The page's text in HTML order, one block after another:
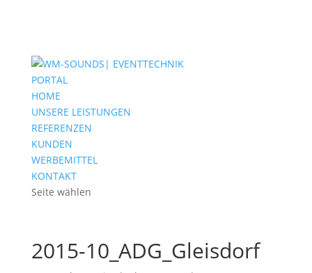
PORTAL
HOME
UNSERE LEISTUNGEN
REFERENZEN
KUNDEN
WERBEMITTEL
KONTAKT
Seite wählen
2015-10_ADG_Gleisdorf